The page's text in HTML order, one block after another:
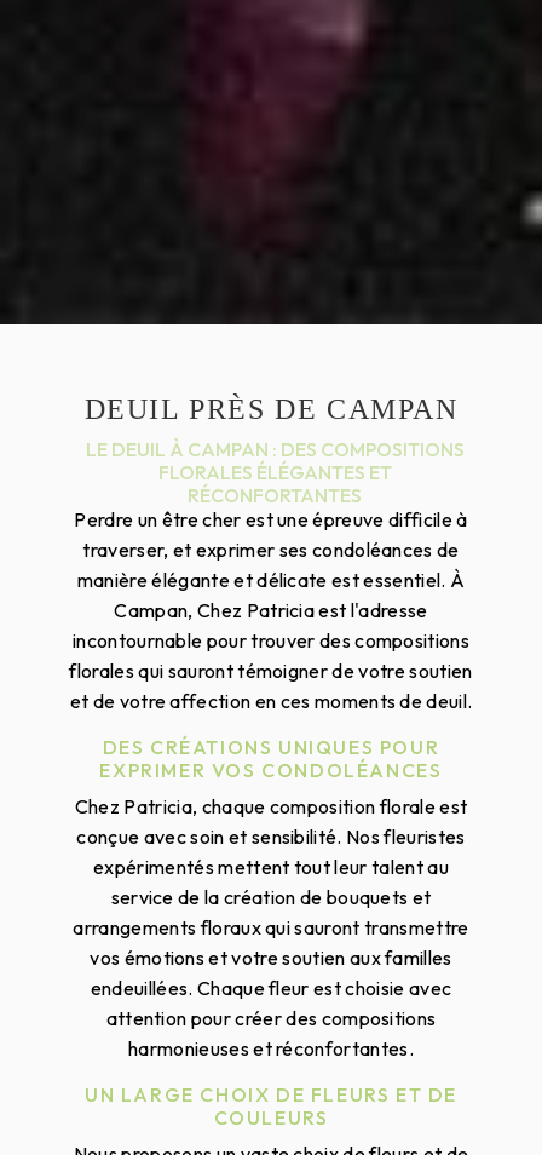
DEUIL PRÈS DE CAMPAN
LE DEUIL À CAMPAN : DES COMPOSITIONS
FLORALES ÉLÉGANTES ET
RÉCONFORTANTES
Perdre un être cher est une épreuve difficile à
traverser, et exprimer ses condoléances de
manière élégante et délicate est essentiel. À
Campan, Chez Patricia est l'adresse
incontournable pour trouver des compositions
florales qui sauront témoigner de votre soutien
et de votre affection en ces moments de deuil.
DES CRÉATIONS UNIQUES POUR
EXPRIMER VOS CONDOLÉANCES
Chez Patricia, chaque composition florale est
conçue avec soin et sensibilité. Nos fleuristes
expérimentés mettent tout leur talent au
service de la création de bouquets et
arrangements floraux qui sauront transmettre
vos émotions et votre soutien aux familles
endeuillées. Chaque fleur est choisie avec
attention pour créer des compositions
harmonieuses et réconfortantes.
UN LARGE CHOIX DE FLEURS ET DE
COULEURS